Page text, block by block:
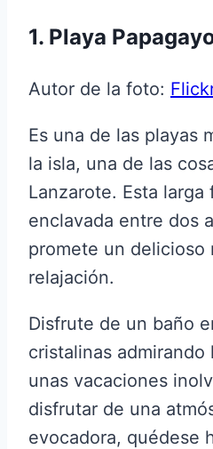
1. Playa
Autor de la foto:
Es una de las playas
la isla, una de las
Lanzarote. Esta larga
enclavada entre dos
promete un delicioso
relajación.
Disfrute de un baño
cristalinas admirando
unas vacaciones
disfrutar de una
evocadora, quédese